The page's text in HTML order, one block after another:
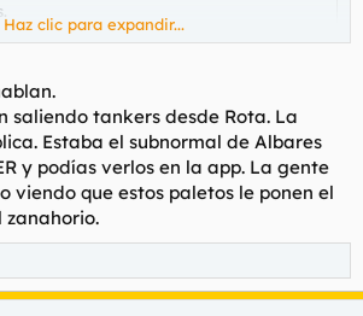
terceros
Haz clic para expandir...
saliendo tankers desde Rota. La
Estaba el subnormal de Albares
y podías verlos en la app. La gente
viendo que estos paletos le ponen el